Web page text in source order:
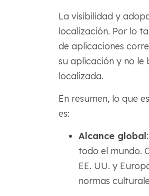
La visibilidad y
localización. Por lo
de aplicaciones
su aplicación y no le
localizada.
En resumen, lo que
es:
Alcance global
todo el mundo.
EE. UU. y
normas